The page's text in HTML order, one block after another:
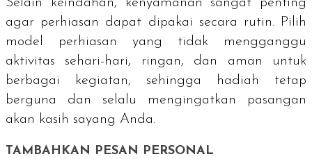
Selain keindahan, kenyamanan sangat penting
agar perhiasan dapat dipakai secara rutin. Pilih
model perhiasan yang tidak mengganggu
aktivitas sehari-hari, ringan, dan aman untuk
berbagai kegiatan, sehingga hadiah tetap
berguna dan selalu mengingatkan pasangan
akan kasih sayang Anda.
TAMBAHKAN PESAN PERSONAL